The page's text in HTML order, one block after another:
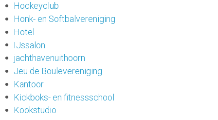
Hockeyclub
Honk- en Softbalvereniging
Hotel
IJssalon
jachthavenuithoorn
Jeu de Boulevereniging
Kantoor
Kickboks- en fitnessschool
Kookstudio